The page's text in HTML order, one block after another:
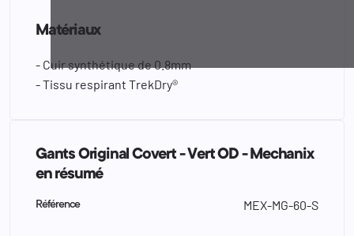
Matériaux
- Cuir synthétique de 0.8mm
- Tissu respirant TrekDry®
Gants Original Covert - Vert OD - Mechanix
en résumé
Référence MEX-MG-60-S